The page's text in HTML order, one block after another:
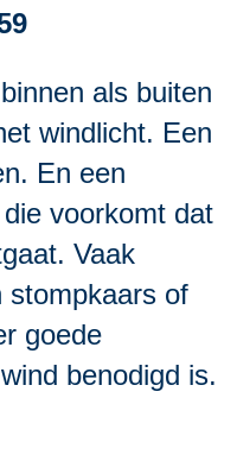
als buiten
windlicht. Een
En een
voorkomt dat
Vaak
stompkaars of
goede
benodigd is.